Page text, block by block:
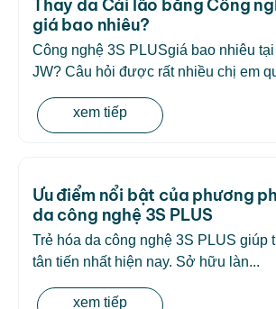
Thay da Cải lão bằng Công
giá bao nhiêu?
Công nghệ 3S PLUSgiá bao nhiêu
JW? Câu hỏi được rất nhiều chị em
xem tiếp
Ưu điểm nổi bật của phương
da công nghệ 3S PLUS
Trẻ hóa da công nghệ 3S PLUS giúp
tân tiến nhất hiện nay. Sở hữu làn...
xem tiếp